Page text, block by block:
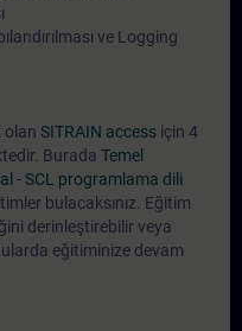
ve Logging
olan SITRAIN access için 4
Burada Temel
- SCL programlama dili
bulacaksınız. Eğitim
derinleştirebilir veya
eğitiminize devam